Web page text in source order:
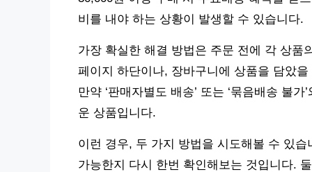
비를 내야 하는 상황이 발생할 수 있습니다.
가장 확실한 해결 방법은 주문 전에 각 상품
페이지 하단이나, 장바구니에 상품을 담았
만약 ‘판매자별도 배송’ 또는 ‘묶음배송 불
운 상품입니다.
이런 경우, 두 가지 방법을 시도해볼 수 있
가능한지 다시 한번 확인해보는 것입니다.